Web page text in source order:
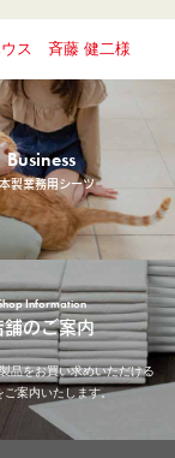
ウス 斉藤 健二様
Business
製業務用シーツ
Information
舗のご案内
品をお買い求めいただける
ご案内いたします。